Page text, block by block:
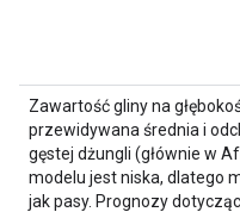
Zawartość gliny na
przewidywana średnia i
gęstej dżungli (głównie w
modelu jest niska, dlatego
jak pasy. Prognozy